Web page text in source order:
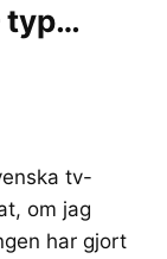
typ…
tv-
om jag
har gjort